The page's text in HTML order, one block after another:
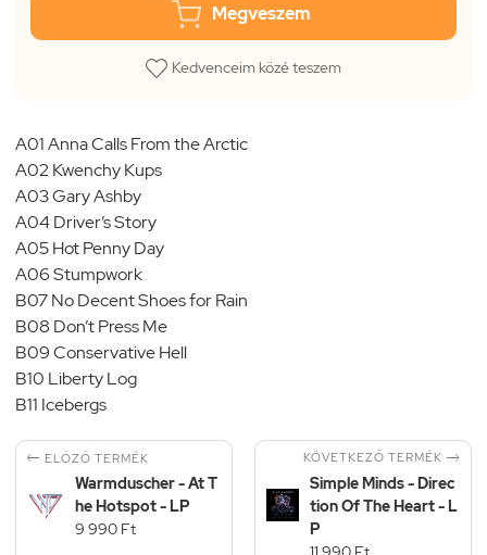
Megveszem
Kedvenceim közé teszem
A01 Anna Calls From the Arctic
A02 Kwenchy Kups
A03 Gary Ashby
A04 Driver’s Story
A05 Hot Penny Day
A06 Stumpwork
B07 No Decent Shoes for Rain
B08 Don’t Press Me
B09 Conservative Hell
B10 Liberty Log
B11 Icebergs
 ELŐZŐ TERMÉK
Warmduscher - At T
he Hotspot - LP
9 990 Ft
KÖVETKEZŐ TERMÉK 
Simple Minds - Direc
tion Of The Heart - L
P